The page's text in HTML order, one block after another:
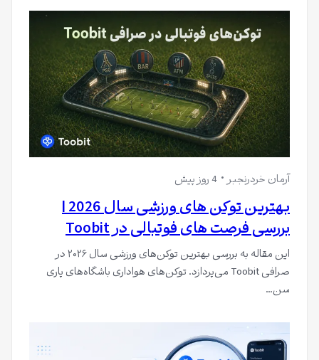
آرمان خردرنجبر 4 روز پیش
بهترین توکن های ورزشی سال 2026 |
بررسی فرصت های فوتبالی در Toobit
این مقاله به بررسی بهترین توکن‌های ورزشی سال ۲۰۲۶ در
صرافی Toobit می‌پردازد. توکن‌های هواداری باشگاه‌های پاری
سن…